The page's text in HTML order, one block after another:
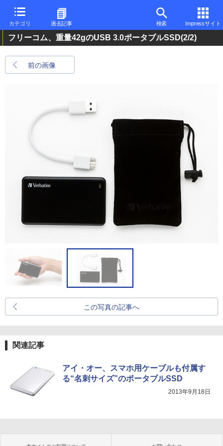
カテゴリ 過去記事 検索 Impressサイト
フリーコム、重量42gのUSB 3.0ポータブルSSD(2/2)
前の画像
この写真の記事へ
関連記事
アイ・オー、スマホ用ケーブルも付属す
る“名刺サイズ”のポータブルSSD
2013年9月18日